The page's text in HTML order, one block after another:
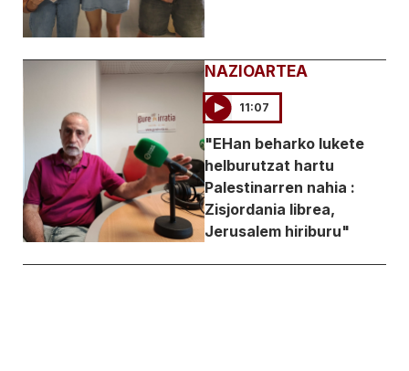
NAZIOARTEA
11:07
"EHan beharko lukete
helburutzat hartu
Palestinarren nahia :
Zisjordania librea,
Jerusalem hiriburu"